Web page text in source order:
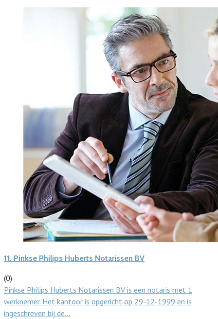
11. Pinkse Philips Huberts Notarissen BV
(0)
Pinkse Philips Huberts Notarissen BV is een notaris met 1
werknemer. Het kantoor is opgericht op 29-12-1999 en is
ingeschreven bij de…